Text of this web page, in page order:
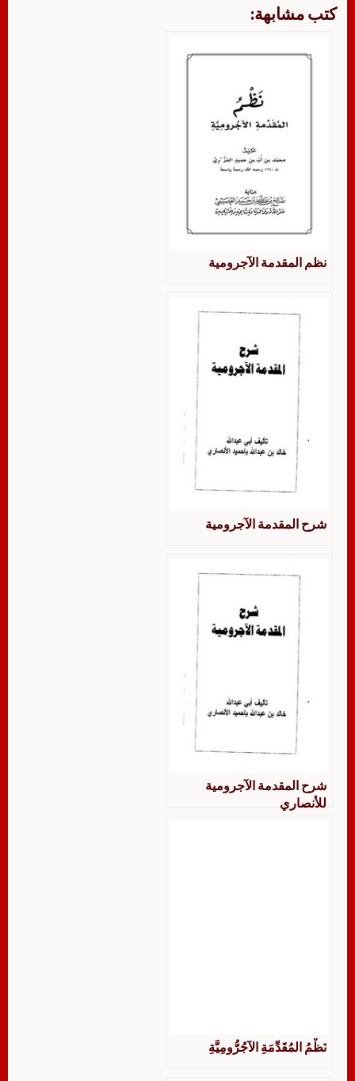
كتب مشابهة:
نظم المقدمة الآجرومية
شرح المقدمة الآجرومية
شرح المقدمة الآجرومية
للأنصاري
نَظْمُ المُقَدِّمَةِ الآجُرُّومِيَّةِ